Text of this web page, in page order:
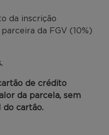
da inscrição
da FGV (10%)
de crédito
da parcela, sem
cartão.